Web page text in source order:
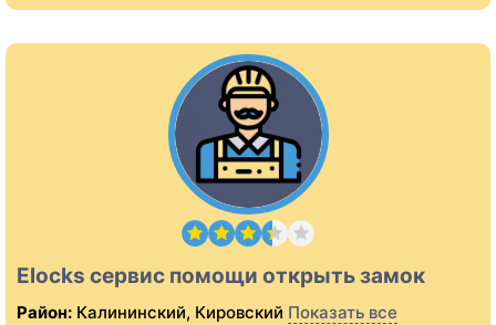
Elocks сервис помощи открыть замок
Район: Калининский, Кировский Показать все